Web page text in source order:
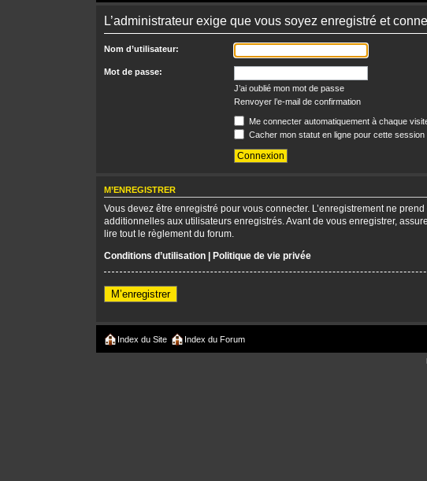
L’administrateur exige que vous soyez enregistré et
Nom d’utilisateur:
Mot de passe:
J’ai oublié mon mot de passe
Renvoyer l’e-mail de confirmation
Me connecter automatiquement à chaque
Cacher mon statut en ligne pour cette session
M’ENREGISTRER
Vous devez être enregistré pour vous connecter. L’enregistrement ne
additionnelles aux utilisateurs enregistrés. Avant de vous enregistrer,
lire tout le règlement du forum.
Conditions d’utilisation | Politique de vie privée
M’enregistrer
Index du Site Index du Forum